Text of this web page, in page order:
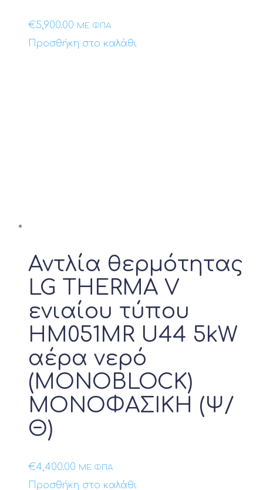
€5,900.00 ΜΕ ΦΠΑ
Προσθήκη στο καλάθι
Αντλία θερμότητας
LG THERMA V
ενιαίου τύπου
HM051MR U44 5kW
αέρα νερό
(MONOBLOCK)
ΜΟΝΟΦΑΣΙΚΗ (Ψ/
Θ)
€4,400.00 ΜΕ ΦΠΑ
Προσθήκη στο καλάθι